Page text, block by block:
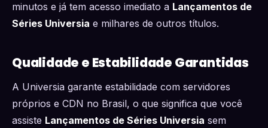
minutos e já tem acesso imediato a Lançamentos de
Séries Universia e milhares de outros títulos.
Qualidade e Estabilidade Garantidas
A Universia garante estabilidade com servidores
próprios e CDN no Brasil, o que significa que você
assiste Lançamentos de Séries Universia sem